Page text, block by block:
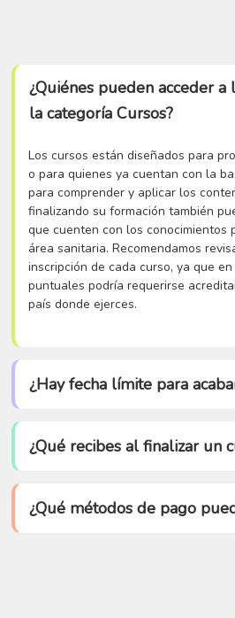
¿Quiénes pueden acceder a
la categoría Cursos?
Los cursos están diseñados para
o para quienes ya cuentan con la
para comprender y aplicar los
finalizando su formación también
que cuenten con los conocimientos
área sanitaria. Recomendamos
inscripción de cada curso, ya que
puntuales podría requerirse
país donde ejerces.
¿Hay fecha límite para
¿Qué recibes al finalizar un
¿Qué métodos de pago